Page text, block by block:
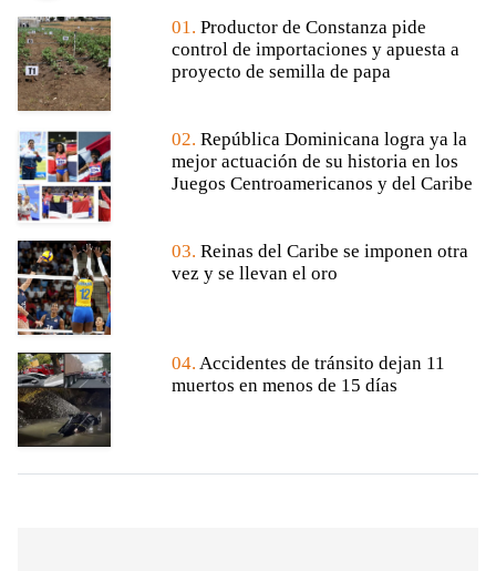
01. Productor de Constanza pide
control de importaciones y apuesta a
proyecto de semilla de papa
02. República Dominicana logra ya la
mejor actuación de su historia en los
Juegos Centroamericanos y del Caribe
03. Reinas del Caribe se imponen otra
vez y se llevan el oro
04. Accidentes de tránsito dejan 11
muertos en menos de 15 días